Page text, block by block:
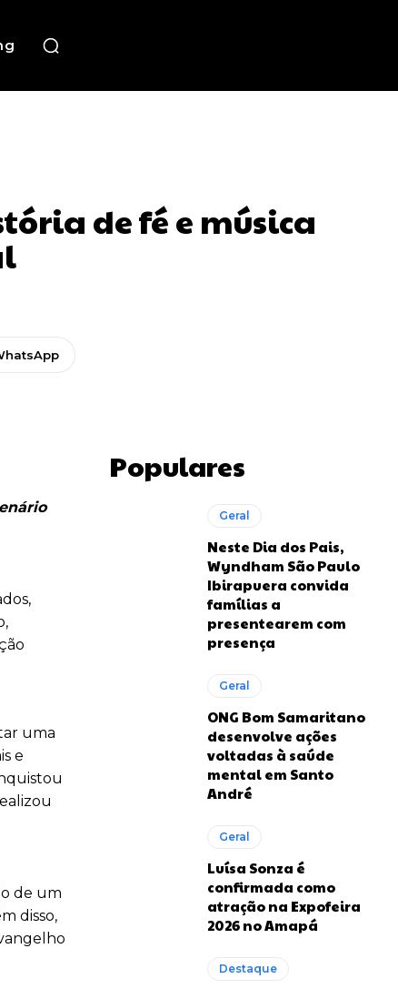
de fé e música
uma
e
de um
disso,
Populares
Geral
Neste Dia dos Pais,
Wyndham São Paulo
Ibirapuera convida
famílias a
presentearem com
presença
Geral
ONG Bom Samaritano
desenvolve ações
voltadas à saúde
mental em Santo
André
Geral
Luísa Sonza é
confirmada como
atração na Expofeira
2026 no Amapá
Destaque